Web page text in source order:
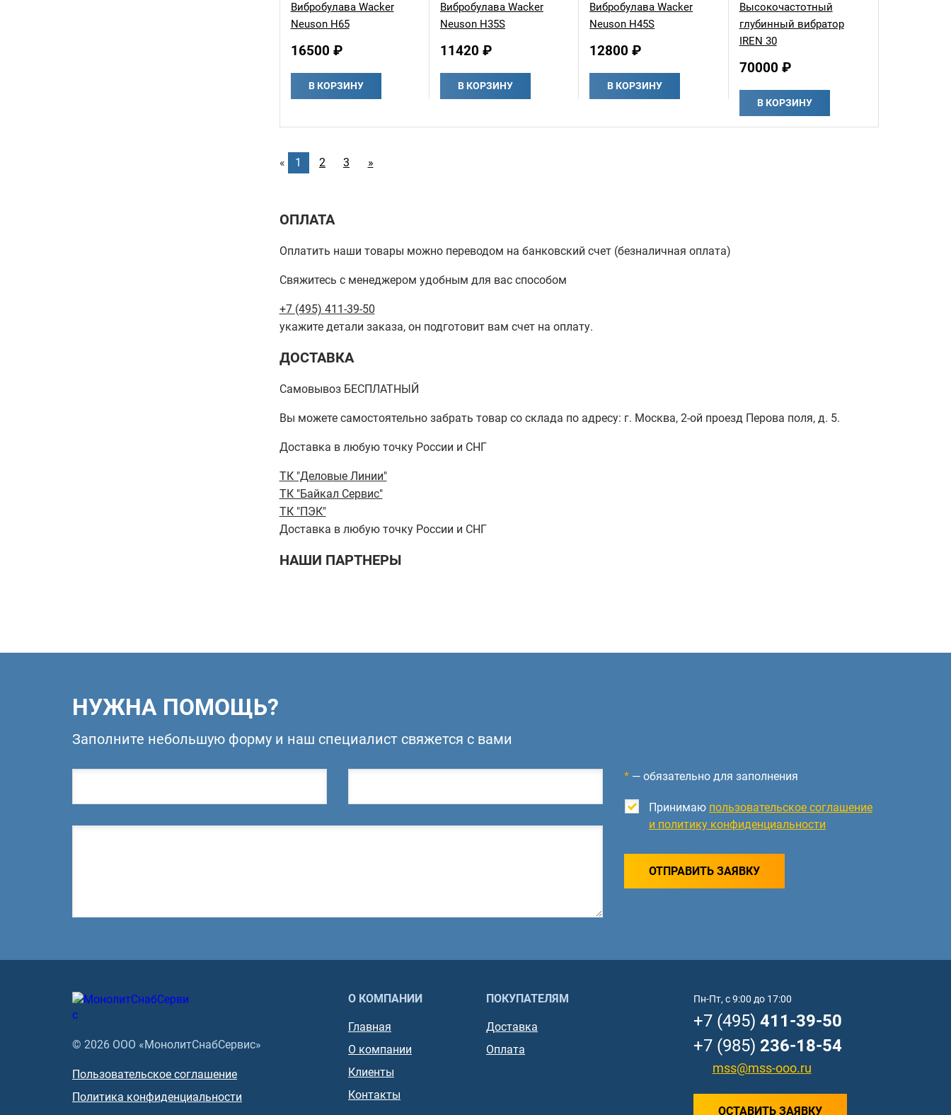
Вибробулава Wacker
Neuson H65
16500 ₽
В КОРЗИНУ
Вибробулава Wacker
Neuson H35S
11420 ₽
В КОРЗИНУ
Вибробулава Wacker
Neuson H45S
12800 ₽
В КОРЗИНУ
Высокочастотный
глубинный вибратор
IREN 30
70000 ₽
В КОРЗИНУ
« 1 2 3 »
ОПЛАТА
Оплатить наши товары можно переводом на банковский счет (безналичная оплата)
Свяжитесь с менеджером удобным для вас способом
+7 (495) 411-39-50
укажите детали заказа, он подготовит вам счет на оплату.
ДОСТАВКА
Самовывоз БЕСПЛАТНЫЙ
Вы можете самостоятельно забрать товар со склада по адресу: г. Москва, 2-ой проезд Перова поля, д. 5.
Доставка в любую точку России и СНГ
ТК "Деловые Линии"
ТК "Байкал Сервис"
ТК "ПЭК"
Доставка в любую точку России и СНГ
НАШИ ПАРТНЕРЫ
НУЖНА ПОМОЩЬ?
Заполните небольшую форму и наш специалист свяжется с вами
* — обязательно для заполнения
Принимаю пользовательское соглашение
и политику конфиденциальности
ОТПРАВИТЬ ЗАЯВКУ
© 2026 ООО «МонолитСнабСервис»
Пользовательское соглашение
Политика конфиденциальности
О КОМПАНИИ
Главная
О компании
Клиенты
Контакты
ПОКУПАТЕЛЯМ
Доставка
Оплата
Пн-Пт, с 9:00 до 17:00
+7 (495) 411-39-50
+7 (985) 236-18-54
mss@mss-ooo.ru
ОСТАВИТЬ ЗАЯВКУ